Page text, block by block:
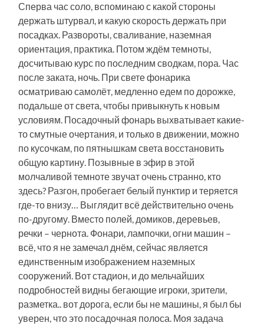
Сперва час соло, вспоминаю с какой стороны
держать штурвал, и какую скорость держать при
посадках. Развороты, сваливание, наземная
ориентация, практика. Потом ждём темноты,
досчитываю курс по последним сводкам, пора. Час
после заката, ночь. При свете фонарика
осматриваю самолёт, медленно едем по дорожке,
подальше от света, чтобы привыкнуть к новым
условиям. Посадочный фонарь выхватывает какие-
то смутные очертания, и только в движении, можно
по кусочкам, по пятнышкам света восстановить
общую картину. Позывные в эфир в этой
молчаливой темноте звучат очень странно, кто
здесь? Разгон, пробегает белый пунктир и теряется
где-то внизу… Выглядит всё действительно очень
по-другому. Вместо полей, домиков, деревьев,
речки – чернота. Фонари, лампочки, огни машин –
всё, что я не замечал днём, сейчас является
единственным изображением наземных
сооружений. Вот стадион, и до мельчайших
подробностей видны бегающие игроки, зрители,
разметка.. вот дорога, если бы не машины, я был бы
уверен, что это посадочная полоса. Моя задача